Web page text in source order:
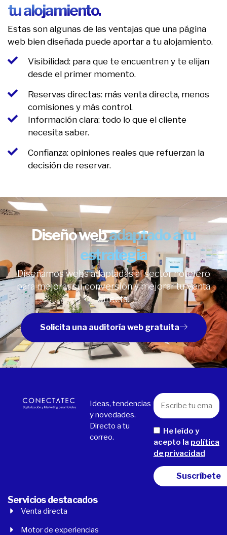
tu alojamiento.
Estas son algunas de las ventajas que una página
web bien diseñada puede aportar a tu alojamiento.
Visibilidad: para que te encuentren y te elijan
desde el primer momento.
Reservas directas: más venta directa, menos
comisiones y más control.
Información clara: todo lo que el cliente
necesita saber.
Confianza: opiniones reales que refuerzan la
decisión de reservar.
Diseño webadaptado a tu
estrategia
Diseñamos webs adaptadas al sector hotelero
para mejorar su conversión y mejorar tu venta
directa.
Solicita una auditoría web gratuita
Ideas, tendencias
y novedades.
Directo a tu
correo.
He leído y
acepto la política
de privacidad
Servicios destacados
Venta directa
Motor de experiencias